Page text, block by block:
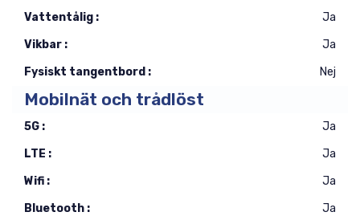
Vattentålig :
Ja
Vikbar :
Ja
Fysiskt tangentbord :
Nej
Mobilnät och trådlöst
5G :
Ja
LTE :
Ja
Wifi :
Ja
Bluetooth :
Ja